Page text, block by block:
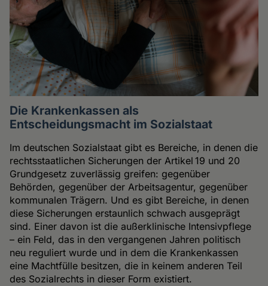
Die Krankenkassen als
Entscheidungsmacht im Sozialstaat
Im deutschen Sozialstaat gibt es Bereiche, in denen die
rechtsstaatlichen Sicherungen der Artikel 19 und 20
Grundgesetz zuverlässig greifen: gegenüber
Behörden, gegenüber der Arbeitsagentur, gegenüber
kommunalen Trägern. Und es gibt Bereiche, in denen
diese Sicherungen erstaunlich schwach ausgeprägt
sind. Einer davon ist die außerklinische Intensivpflege
– ein Feld, das in den vergangenen Jahren politisch
neu reguliert wurde und in dem die Krankenkassen
eine Machtfülle besitzen, die in keinem anderen Teil
des Sozialrechts in dieser Form existiert.